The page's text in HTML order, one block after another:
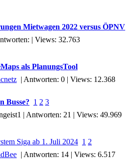
Mietwagen 2022 versus ÖPNV
| Views: 32.763
als PlanungsTool
| Antworten: 0 | Views: 12.368
Busse? 1 2 3
| Antworten: 21 | Views: 49.969
Siga ab 1. Juli 2024 1 2
| Antworten: 14 | Views: 6.517